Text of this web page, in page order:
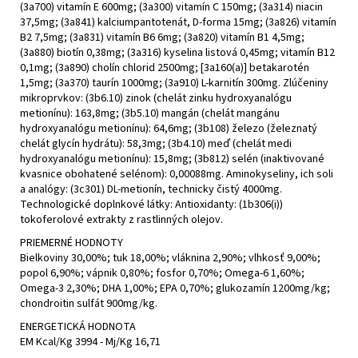
(3a700) vitamín E 600mg; (3a300) vitamín C 150mg; (3a314) niacin
37,5mg; (3a841) kalciumpantotenát, D-forma 15mg; (3a826) vitamín
B2 7,5mg; (3a831) vitamín B6 6mg; (3a820) vitamín B1 4,5mg;
(3a880) biotín 0,38mg; (3a316) kyselina listová 0,45mg; vitamín B12
0,1mg; (3a890) cholín chlorid 2500mg; [3a160(a)] betakarotén
1,5mg; (3a370) taurín 1000mg; (3a910) L-karnitín 300mg. Zlúčeniny
mikroprvkov: (3b6.10) zinok (chelát zinku hydroxyanalógu
metionínu): 163,8mg; (3b5.10) mangán (chelát mangánu
hydroxyanalógu metionínu): 64,6mg; (3b108) železo (železnatý
chelát glycín hydrátu): 58,3mg; (3b4.10) meď (chelát medi
hydroxyanalógu metionínu): 15,8mg; (3b812) selén (inaktivované
kvasnice obohatené selénom): 0,00088mg. Aminokyseliny, ich soli
a analógy: (3c301) DL-metionín, technicky čistý 4000mg.
Technologické doplnkové látky: Antioxidanty: (1b306(i))
tokoferolové extrakty z rastlinných olejov.
PRIEMERNÉ HODNOTY
Bielkoviny 30,00%; tuk 18,00%; vláknina 2,90%; vlhkosť 9,00%;
popol 6,90%; vápnik 0,80%; fosfor 0,70%; Omega-6 1,60%;
Omega-3 2,30%; DHA 1,00%; EPA 0,70%; glukozamín 1200mg/kg;
chondroitin sulfát 900mg/kg.
ENERGETICKÁ HODNOTA
EM Kcal/Kg 3994 - Mj/Kg 16,71